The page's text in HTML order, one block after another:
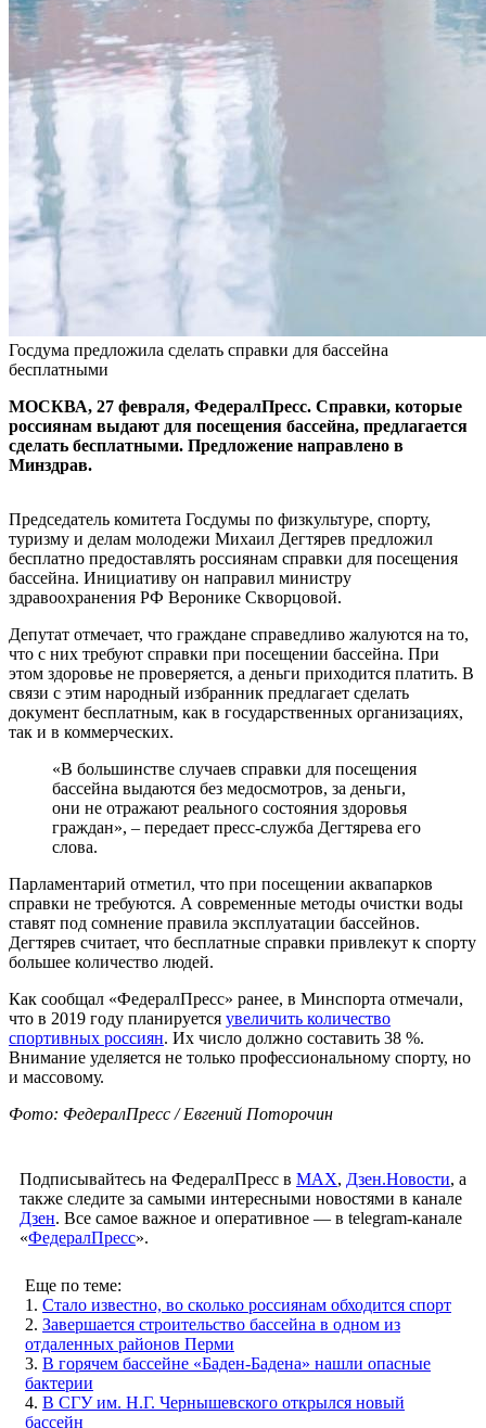
Госдума предложила сделать справки для бассейна
бесплатными
МОСКВА, 27 февраля, ФедералПресс. Справки, которые
россиянам выдают для посещения бассейна, предлагается
сделать бесплатными. Предложение направлено в
Минздрав.
Председатель комитета Госдумы по физкультуре, спорту,
туризму и делам молодежи Михаил Дегтярев предложил
бесплатно предоставлять россиянам справки для посещения
бассейна. Инициативу он направил министру
здравоохранения РФ Веронике Скворцовой.
Депутат отмечает, что граждане справедливо жалуются на то,
что с них требуют справки при посещении бассейна. При
этом здоровье не проверяется, а деньги приходится платить. В
связи с этим народный избранник предлагает сделать
документ бесплатным, как в государственных организациях,
так и в коммерческих.
«В большинстве случаев справки для посещения
бассейна выдаются без медосмотров, за деньги,
они не отражают реального состояния здоровья
граждан», – передает пресс-служба Дегтярева его
слова.
Парламентарий отметил, что при посещении аквапарков
справки не требуются. А современные методы очистки воды
ставят под сомнение правила эксплуатации бассейнов.
Дегтярев считает, что бесплатные справки привлекут к спорту
большее количество людей.
Как сообщал «ФедералПресс» ранее, в Минспорта отмечали,
что в 2019 году планируется увеличить количество
спортивных россиян. Их число должно составить 38 %.
Внимание уделяется не только профессиональному спорту, но
и массовому.
Фото: ФедералПресс / Евгений Поторочин
Подписывайтесь на ФедералПресс в МАХ, Дзен.Новости, а
также следите за самыми интересными новостями в канале
Дзен. Все самое важное и оперативное — в telegram-канале
«ФедералПресс».
Еще по теме:
1. Стало известно, во сколько россиянам обходится спорт
2. Завершается строительство бассейна в одном из
отдаленных районов Перми
3. В горячем бассейне «Баден-Бадена» нашли опасные
бактерии
4. В СГУ им. Н.Г. Чернышевского открылся новый
бассейн